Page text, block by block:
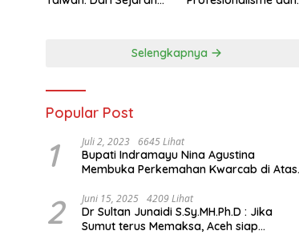
Sejarah Chiang Kai-Selengkapnya
Popular Post
1 Juli 2, 2023 6645 Lihat
Bupati Indramayu Nina Agustina
Membuka Perkemahan Kwarcab di Atas
2 Juni 15, 2025 4209 Lihat
Dr Sultan Junaidi S.Sy.MH.Ph.D : Jika
Sumut terus Memaksa, Aceh siap